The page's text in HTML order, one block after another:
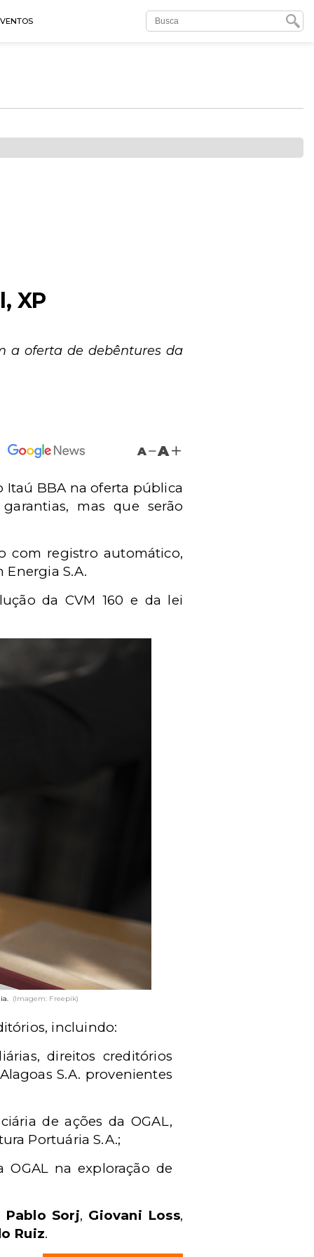
XP
a oferta de debêntures da
A A
Itaú BBA na oferta pública
mas que serão
com registro automático,
S.A.
da CVM 160 e da lei
(Imagem: Freepik)
incluindo:
direitos creditórios
S.A. provenientes
de ações da OGAL,
Portuária S.A.;
na exploração de
Pablo Sorj, Giovani Loss,
Ruiz.